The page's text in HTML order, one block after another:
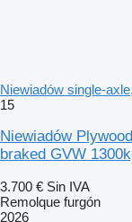
Niewiadów single-
15
Niewiadów
braked GVW
3.700 € Sin IVA
Remolque furgón
2026